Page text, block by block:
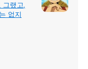
그랬고,
없지